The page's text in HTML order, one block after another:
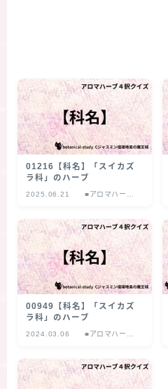
01216【科名】「スイカズ
ラ科」のハーブ
2025.06.21
■アロマハーブ
00949【科名】「スイカズ
ラ科」のハーブ
2024.03.06
■アロマハーブ